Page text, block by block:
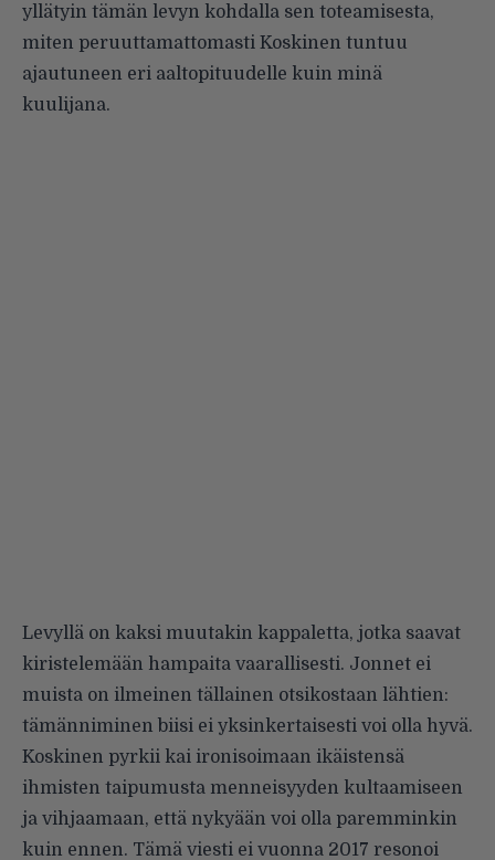
yllätyin tämän levyn kohdalla sen toteamisesta,
miten peruuttamattomasti Koskinen tuntuu
ajautuneen eri aaltopituudelle kuin minä
kuulijana.
Levyllä on kaksi muutakin kappaletta, jotka saavat
kiristelemään hampaita vaarallisesti. Jonnet ei
muista on ilmeinen tällainen otsikostaan lähtien:
tämänniminen biisi ei yksinkertaisesti voi olla hyvä.
Koskinen pyrkii kai ironisoimaan ikäistensä
ihmisten taipumusta menneisyyden kultaamiseen
ja vihjaamaan, että nykyään voi olla paremminkin
kuin ennen. Tämä viesti ei vuonna 2017 resonoi